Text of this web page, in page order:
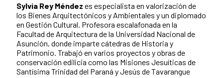
Sylvia Rey Méndez es especialista en valorización de
los Bienes Arquitectónicos y Ambientales y un diplomado
en Gestión Cultural. Profesora escalafonada en la
Facultad de Arquitectura de la Universidad Nacional de
Asunción, donde imparte cátedras de Historia y
Patrimonio. Trabajó en varios proyectos y obras de
conservación edilicia como las Misiones Jesuíticas de
Santísima Trinidad del Paraná y Jesús de Tavarangue